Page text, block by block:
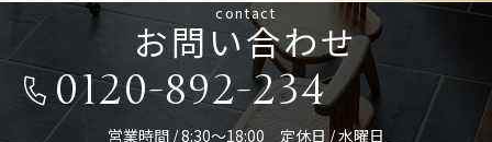
contact
お問い合わせ
0120-892-234
営業時間 / 8:30～18:00 定休日 / 水曜日